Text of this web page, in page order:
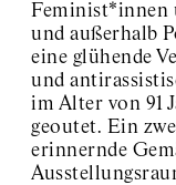
Feminist*innen
und außerhalb
eine glühende
und
im Alter von 91
geoutet. Ein
erinnernde